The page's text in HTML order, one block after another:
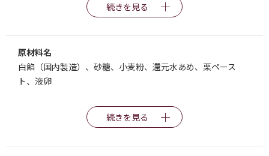
続きを見る
原材料名
白餡（国内製造）、砂糖、小麦粉、還元水あめ、栗ペース
ト、液卵
続きを見る